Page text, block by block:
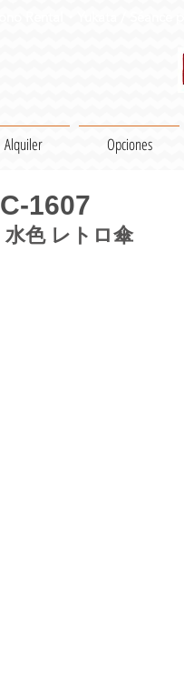
Alquiler Opciones
C-1607
水色 レトロ傘